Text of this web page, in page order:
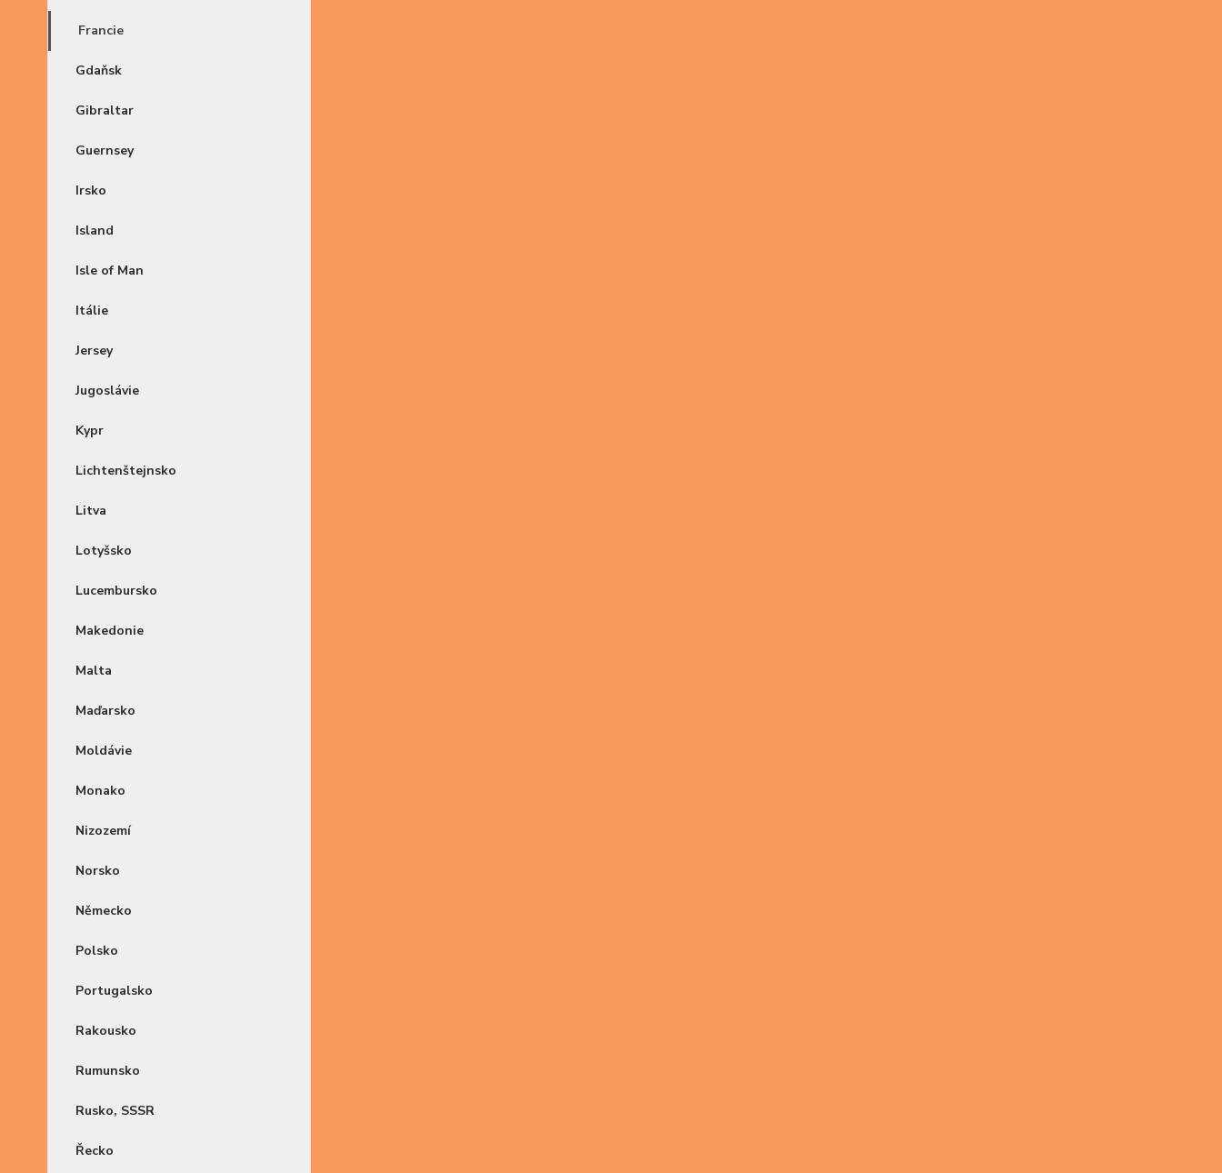
Francie
Gdaňsk
Gibraltar
Guernsey
Irsko
Island
Isle of Man
Itálie
Jersey
Jugoslávie
Kypr
Lichtenštejnsko
Litva
Lotyšsko
Lucembursko
Makedonie
Malta
Maďarsko
Moldávie
Monako
Nizozemí
Norsko
Německo
Polsko
Portugalsko
Rakousko
Rumunsko
Rusko, SSSR
Řecko